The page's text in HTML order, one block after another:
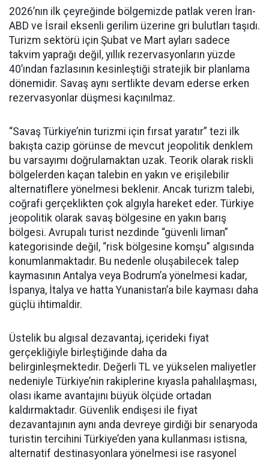
2026’nın ilk çeyreğinde bölgemizde patlak veren İran-
ABD ve İsrail eksenli gerilim üzerine gri bulutları taşıdı.
Turizm sektörü için Şubat ve Mart ayları sadece
takvim yaprağı değil, yıllık rezervasyonların yüzde
40’ından fazlasının kesinleştiği stratejik bir planlama
dönemidir. Savaş aynı sertlikte devam ederse erken
rezervasyonlar düşmesi kaçınılmaz.
“Savaş Türkiye’nin turizmi için fırsat yaratır” tezi ilk
bakışta cazip görünse de mevcut jeopolitik denklem
bu varsayımı doğrulamaktan uzak. Teorik olarak riskli
bölgelerden kaçan talebin en yakın ve erişilebilir
alternatiflere yönelmesi beklenir. Ancak turizm talebi,
coğrafi gerçeklikten çok algıyla hareket eder. Türkiye
jeopolitik olarak savaş bölgesine en yakın barış
bölgesi. Avrupalı turist nezdinde “güvenli liman”
kategorisinde değil, “risk bölgesine komşu” algısında
konumlanmaktadır. Bu nedenle oluşabilecek talep
kaymasının Antalya veya Bodrum’a yönelmesi kadar,
İspanya, İtalya ve hatta Yunanistan’a bile kayması daha
güçlü ihtimaldir.
Üstelik bu algısal dezavantaj, içerideki fiyat
gerçekliğiyle birleştiğinde daha da
belirginleşmektedir. Değerli TL ve yükselen maliyetler
nedeniyle Türkiye’nin rakiplerine kıyasla pahalılaşması,
olası ikame avantajını büyük ölçüde ortadan
kaldırmaktadır. Güvenlik endişesi ile fiyat
dezavantajının aynı anda devreye girdiği bir senaryoda
turistin tercihini Türkiye’den yana kullanması istisna,
alternatif destinasyonlara yönelmesi ise rasyonel